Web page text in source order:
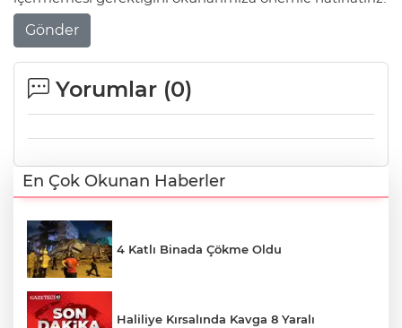
Gönder
Yorumlar (0)
En Çok Okunan Haberler
4 Katlı Binada Çökme Oldu
Haliliye Kırsalında Kavga 8 Yaralı